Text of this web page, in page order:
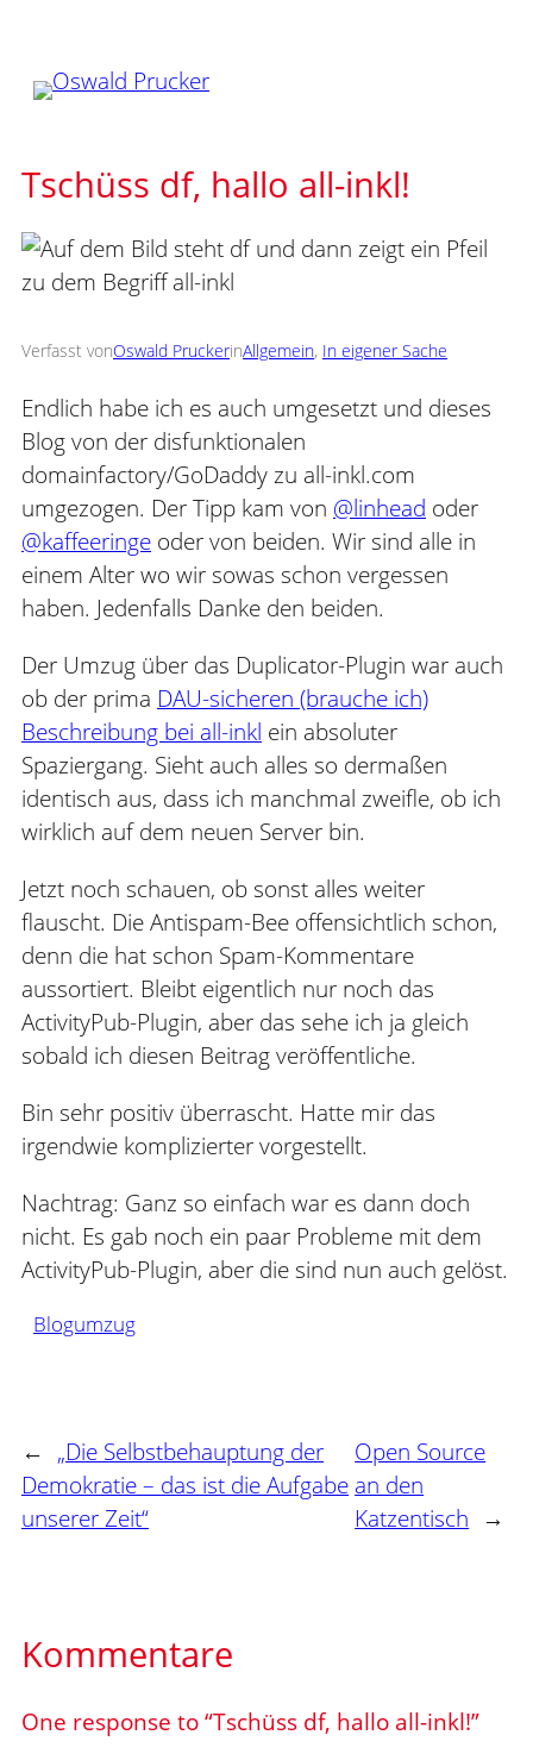
springen
Tschüss df, hallo all-inkl!
Verfasst vonOswald PruckerinAllgemein, In eigener Sache
Endlich habe ich es auch umgesetzt und dieses
Blog von der disfunktionalen
domainfactory/GoDaddy zu all-inkl.com
umgezogen. Der Tipp kam von @linhead oder
@kaffeeringe oder von beiden. Wir sind alle in
einem Alter wo wir sowas schon vergessen
haben. Jedenfalls Danke den beiden.
Der Umzug über das Duplicator-Plugin war auch
ob der prima DAU-sicheren (brauche ich)
Beschreibung bei all-inkl ein absoluter
Spaziergang. Sieht auch alles so dermaßen
identisch aus, dass ich manchmal zweifle, ob ich
wirklich auf dem neuen Server bin.
Jetzt noch schauen, ob sonst alles weiter
flauscht. Die Antispam-Bee offensichtlich schon,
denn die hat schon Spam-Kommentare
aussortiert. Bleibt eigentlich nur noch das
ActivityPub-Plugin, aber das sehe ich ja gleich
sobald ich diesen Beitrag veröffentliche.
Bin sehr positiv überrascht. Hatte mir das
irgendwie komplizierter vorgestellt.
Nachtrag: Ganz so einfach war es dann doch
nicht. Es gab noch ein paar Probleme mit dem
ActivityPub-Plugin, aber die sind nun auch gelöst.
Blogumzug
← „Die Selbstbehauptung der
Demokratie – das ist die Aufgabe
unserer Zeit“
Open Source
an den
Katzentisch →
Kommentare
One response to “Tschüss df, hallo all-inkl!”